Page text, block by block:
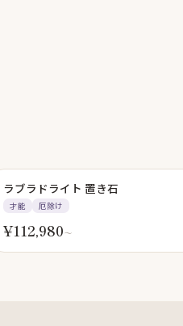
ラブラドライト 置き石
才能 厄除け
¥112,980〜